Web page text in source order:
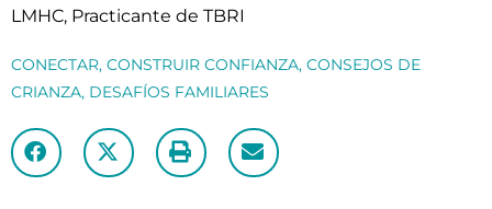
LMHC, Practicante de TBRI
CONECTAR, CONSTRUIR CONFIANZA, CONSEJOS DE
CRIANZA, DESAFÍOS FAMILIARES